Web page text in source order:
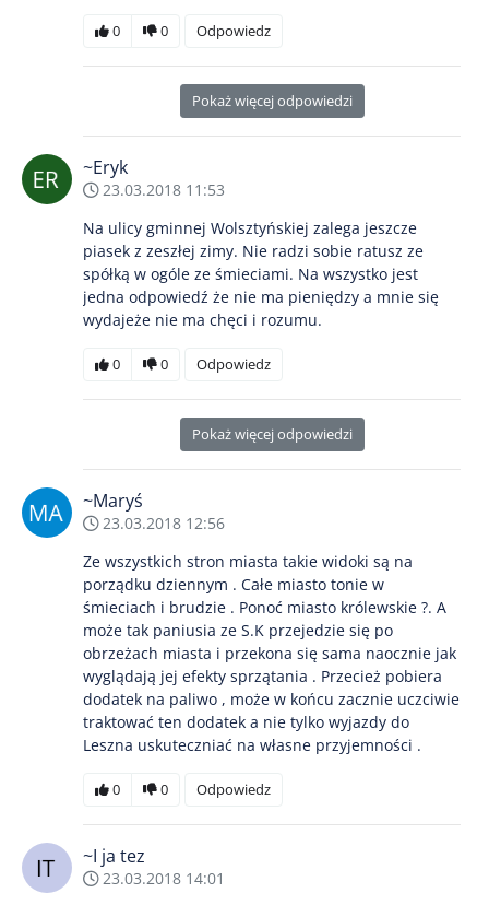
0 0 Odpowiedz
Pokaż więcej odpowiedzi
~Eryk
23.03.2018 11:53
Na ulicy gminnej Wolsztyńskiej zalega jeszcze
piasek z zeszłej zimy. Nie radzi sobie ratusz ze
spółką w ogóle ze śmieciami. Na wszystko jest
jedna odpowiedź że nie ma pieniędzy a mnie się
wydajeże nie ma chęci i rozumu.
0 0 Odpowiedz
Pokaż więcej odpowiedzi
~Maryś
23.03.2018 12:56
Ze wszystkich stron miasta takie widoki są na
porządku dziennym . Całe miasto tonie w
śmieciach i brudzie . Ponoć miasto królewskie ?. A
może tak paniusia ze S.K przejedzie się po
obrzeżach miasta i przekona się sama naocznie jak
wyglądają jej efekty sprzątania . Przecież pobiera
dodatek na paliwo , może w końcu zacznie uczciwie
traktować ten dodatek a nie tylko wyjazdy do
Leszna uskuteczniać na własne przyjemności .
0 0 Odpowiedz
~I ja tez
23.03.2018 14:01